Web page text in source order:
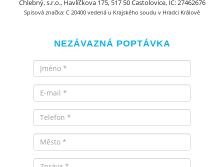
Chlebný, s.r.o., Havlíčkova 175, 517 50 Častolovice, IČ: 27462676
Spisová značka: C 20400 vedená u Krajského soudu v Hradci Králové
NEZÁVAZNÁ POPTÁVKA